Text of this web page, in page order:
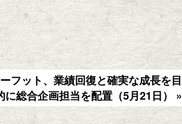
フット、業績回復と確実な成長を目
に総合企画担当を配置（5月21日） »